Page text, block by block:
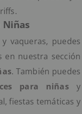
Niñas
vaqueras, puedes
en nuestra sección
. También puedes
para niñas y
fiestas temáticas y